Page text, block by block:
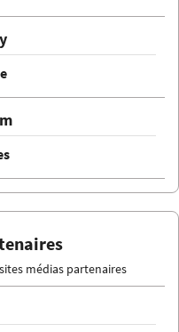
médias partenaires